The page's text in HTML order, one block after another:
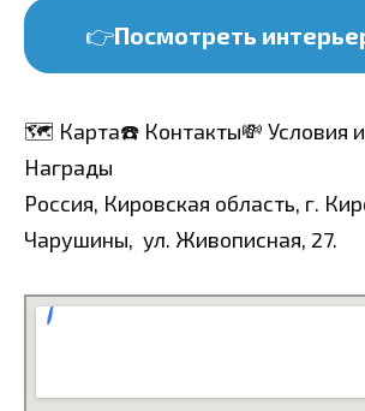
👉Посмотреть
🗺️ Карта☎️ Контакты💸 Условия
Награды
Россия, Кировская область, г.
Чарушины, ул. Живописная, 27.